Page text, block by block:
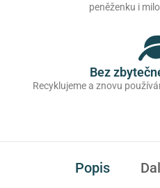
peněženku i
Bez
Recyklujeme a znovu
Popis